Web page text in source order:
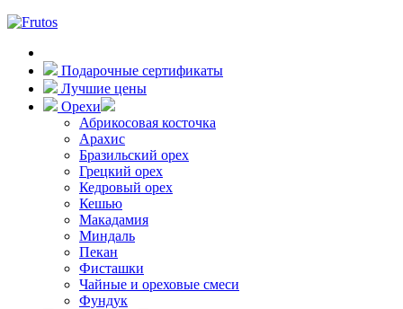
Подарочные сертификаты
Лучшие цены
Орехи
Абрикосовая косточка
Арахис
Бразильский орех
Грецкий орех
Кедровый орех
Кешью
Макадамия
Миндаль
Пекан
Фисташки
Чайные и ореховые смеси
Фундук